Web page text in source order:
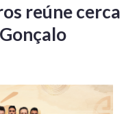
reúne cerca